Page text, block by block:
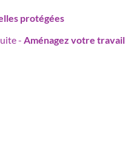
protégées
- Aménagez votre travail